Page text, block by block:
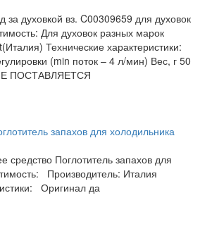
духовкой вз. C00309659 для духовок
Для духовок разных марок
Технические характеристики:
(min поток – 4 л/мин) Вес, г 50
ПОСТАВЛЯЕТСЯ
запахов для холодильника
Поглотитель запахов для
Производитель: Италия
Оригинал да